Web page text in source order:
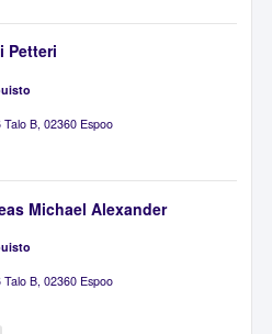
Petteri
Talo B, 02360 Espoo
Michael Alexander
Talo B, 02360 Espoo